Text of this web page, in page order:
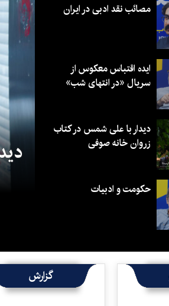
مصائب نقد ادبی در ایران
ایده اقتباس معکوس از
سریال «در انتهای شب»
دیدار با علی شمس در کتاب
زروان خانه صوفی
حکومت و ادبیات
گزارش